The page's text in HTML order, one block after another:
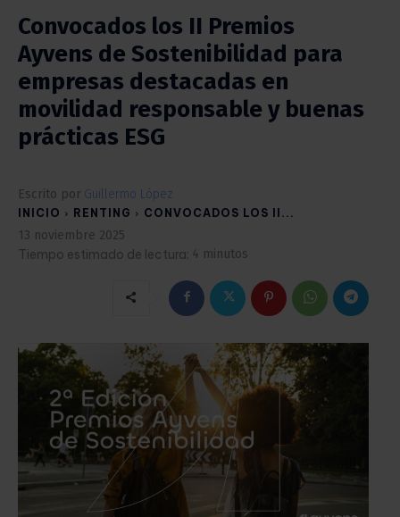
Convocados los II Premios
Ayvens de Sostenibilidad para
empresas destacadas en
movilidad responsable y buenas
prácticas ESG
Escrito por Guillermo López
INICIO RENTING CONVOCADOS LOS II...
13 noviembre 2025
Tiempo estimado de lectura: 4 minutos